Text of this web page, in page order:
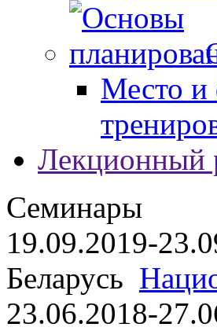
Место
Лекционный
Семинары
19.09.2019-
Беларусь
23.06.2018-